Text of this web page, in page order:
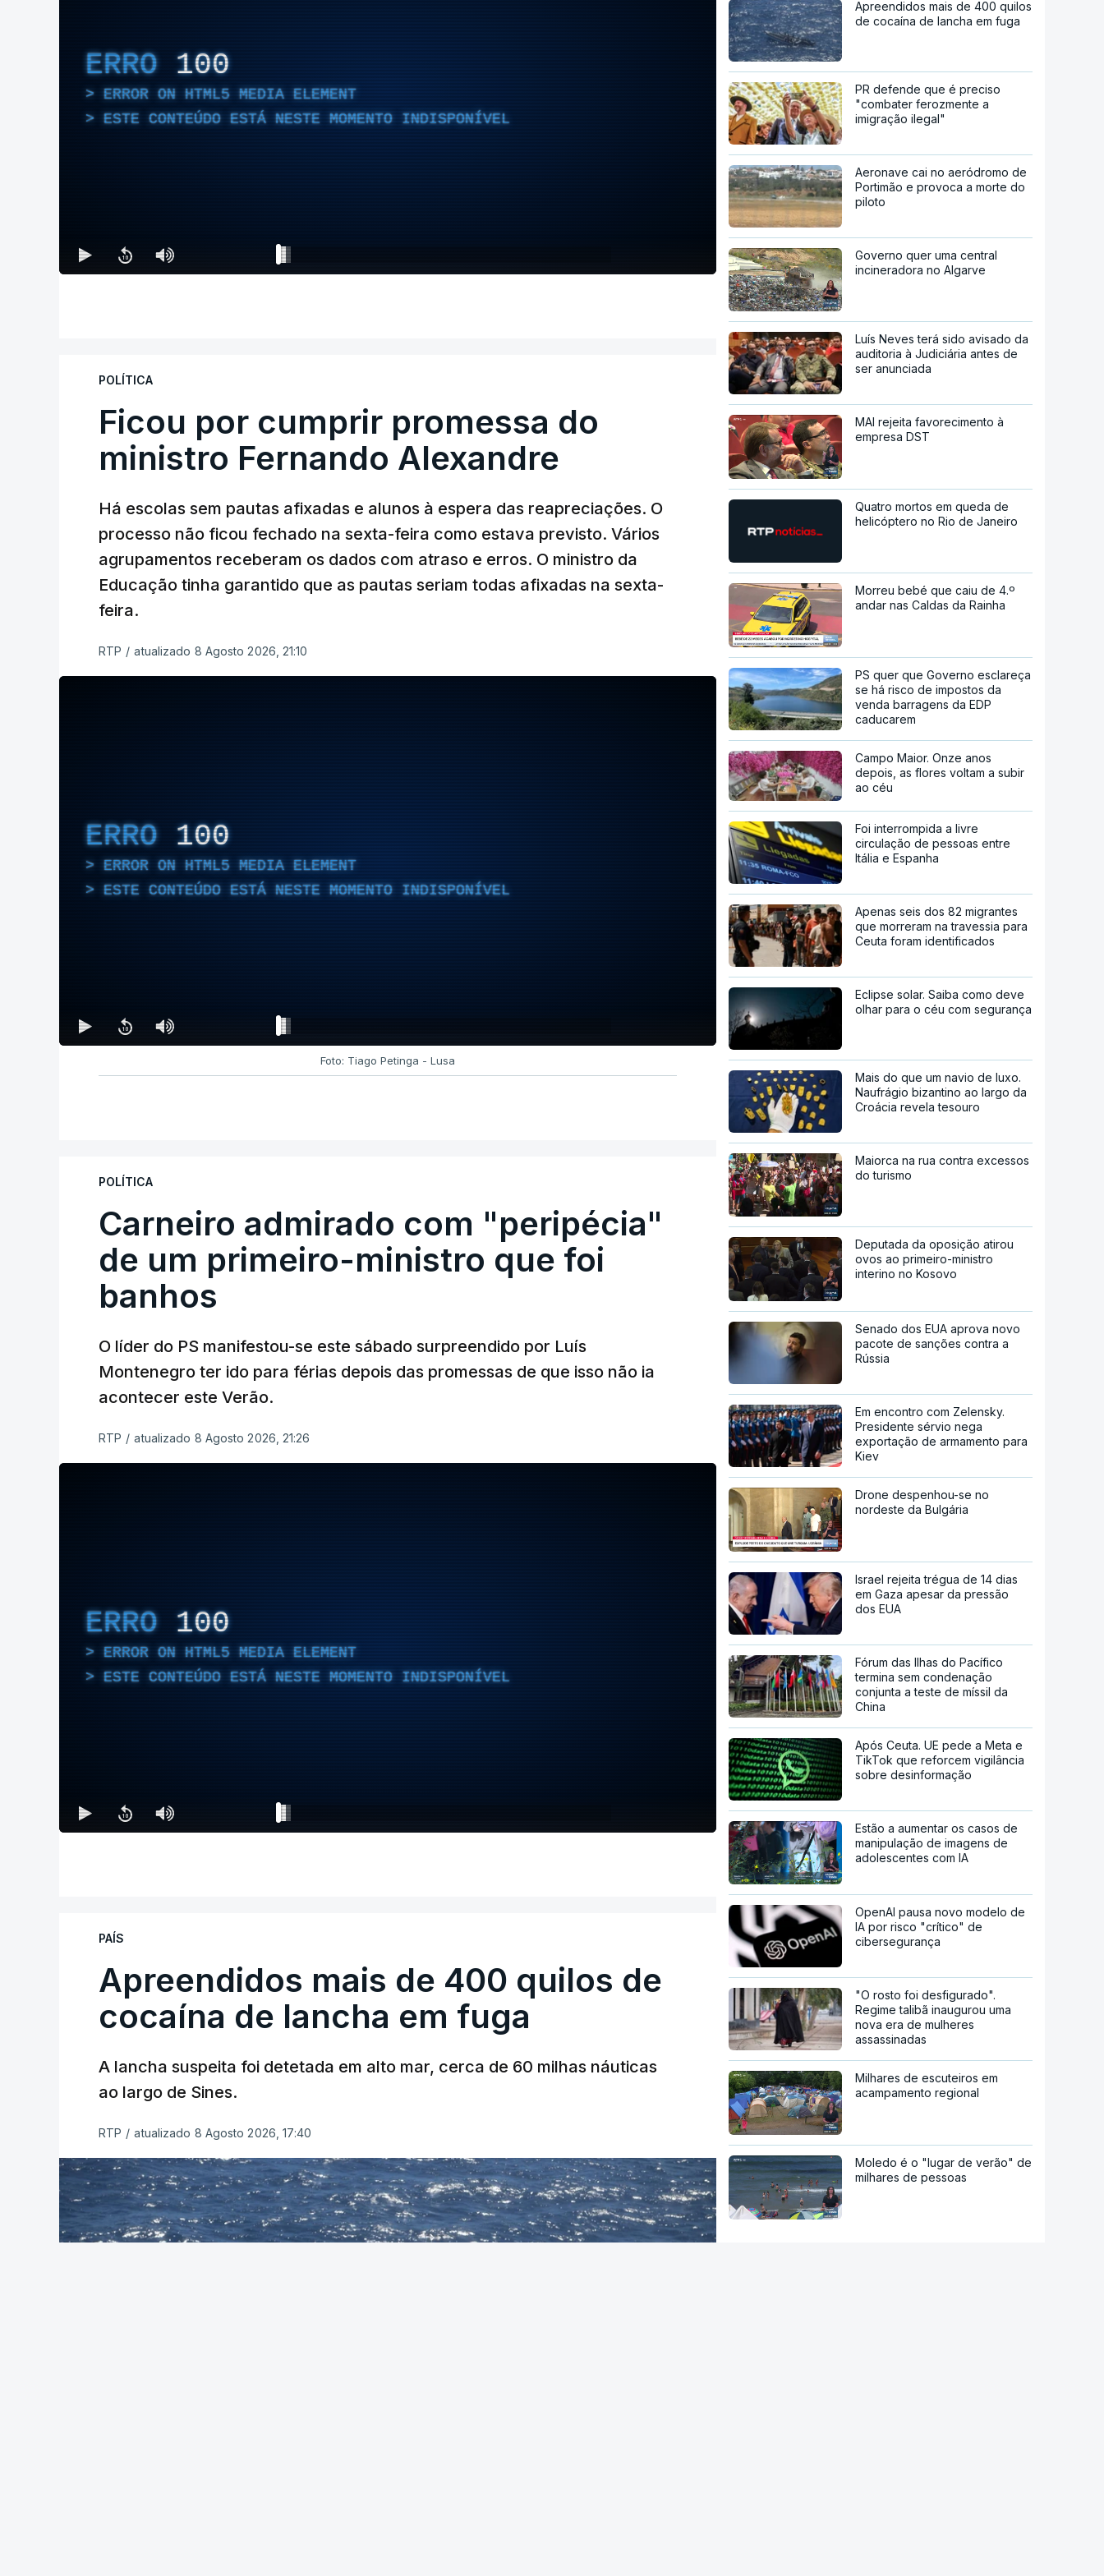
ERRO 100
ERROR ON HTML5 MEDIA ELEMENT
ESTE CONTEÚDO ESTÁ NESTE MOMENTO INDISPONÍVEL
POLÍTICA
Ficou por cumprir promessa do
ministro Fernando Alexandre
Há escolas sem pautas afixadas e alunos à espera das reapreciações. O
processo não ficou fechado na sexta-feira como estava previsto. Vários
agrupamentos receberam os dados com atraso e erros. O ministro da
Educação tinha garantido que as pautas seriam todas afixadas na sexta-
feira.
RTP / atualizado 8 Agosto 2026, 21:10
ERRO 100
ERROR ON HTML5 MEDIA ELEMENT
ESTE CONTEÚDO ESTÁ NESTE MOMENTO INDISPONÍVEL
Foto: Tiago Petinga - Lusa
POLÍTICA
Carneiro admirado com "peripécia"
de um primeiro-ministro que foi
banhos
O líder do PS manifestou-se este sábado surpreendido por Luís
Montenegro ter ido para férias depois das promessas de que isso não ia
acontecer este Verão.
RTP / atualizado 8 Agosto 2026, 21:26
ERRO 100
ERROR ON HTML5 MEDIA ELEMENT
ESTE CONTEÚDO ESTÁ NESTE MOMENTO INDISPONÍVEL
PAÍS
Apreendidos mais de 400 quilos de
cocaína de lancha em fuga
A lancha suspeita foi detetada em alto mar, cerca de 60 milhas náuticas
ao largo de Sines.
RTP / atualizado 8 Agosto 2026, 17:40
Apreendidos mais de 400 quilos
de cocaína de lancha em fuga
PR defende que é preciso
"combater ferozmente a
imigração ilegal"
Aeronave cai no aeródromo de
Portimão e provoca a morte do
piloto
Governo quer uma central
incineradora no Algarve
Luís Neves terá sido avisado da
auditoria à Judiciária antes de
ser anunciada
MAI rejeita favorecimento à
empresa DST
Quatro mortos em queda de
helicóptero no Rio de Janeiro
Morreu bebé que caiu de 4.º
andar nas Caldas da Rainha
PS quer que Governo esclareça
se há risco de impostos da
venda barragens da EDP
caducarem
Campo Maior. Onze anos
depois, as flores voltam a subir
ao céu
Foi interrompida a livre
circulação de pessoas entre
Itália e Espanha
Apenas seis dos 82 migrantes
que morreram na travessia para
Ceuta foram identificados
Eclipse solar. Saiba como deve
olhar para o céu com segurança
Mais do que um navio de luxo.
Naufrágio bizantino ao largo da
Croácia revela tesouro
Maiorca na rua contra excessos
do turismo
Deputada da oposição atirou
ovos ao primeiro-ministro
interino no Kosovo
Senado dos EUA aprova novo
pacote de sanções contra a
Rússia
Em encontro com Zelensky.
Presidente sérvio nega
exportação de armamento para
Kiev
Drone despenhou-se no
nordeste da Bulgária
Israel rejeita trégua de 14 dias
em Gaza apesar da pressão
dos EUA
Fórum das Ilhas do Pacífico
termina sem condenação
conjunta a teste de míssil da
China
Após Ceuta. UE pede a Meta e
TikTok que reforcem vigilância
sobre desinformação
Estão a aumentar os casos de
manipulação de imagens de
adolescentes com IA
OpenAI pausa novo modelo de
IA por risco "crítico" de
cibersegurança
"O rosto foi desfigurado".
Regime talibã inaugurou uma
nova era de mulheres
assassinadas
Milhares de escuteiros em
acampamento regional
Moledo é o "lugar de verão" de
milhares de pessoas